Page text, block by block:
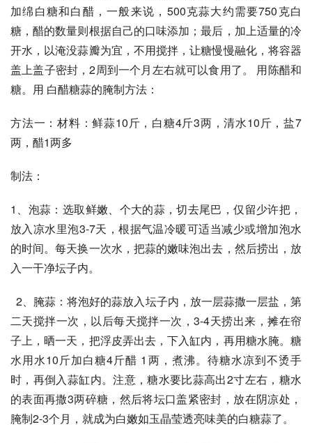
加绵白糖和白醋，一般来说，500克蒜大约需要750克白
糖，醋的数量则根据自己的口味添加；最后，加上适量的冷
开水，以淹没蒜瓣为宜，不用搅拌，让糖慢慢融化，将容器
盖上盖子密封，2周到一个月左右就可以食用了。 用陈醋和
糖。用 白醋糖蒜的腌制方法：
方法一：材料：鲜蒜10斤，白糖4斤3两，清水10斤，盐7
两，醋1两多
制法：
1、泡蒜：选取鲜嫩、个大的蒜，切去尾巴，仅留少许把，
放入凉水里泡3-7天，根据气温冷暖可适当减少或增加泡水
的时间。每天换一次水，把蒜的嫩味泡出去，然后捞出，放
入一干净坛子内。
  2、腌蒜：将泡好的蒜放入坛子内，放一层蒜撒一层盐，第
二天搅拌一次，以后每天搅拌一次，3-4天捞出来，摊在帘
子上，晒一天，把浮皮弄出去，下入缸内，再用糖水腌。糖
水用水10斤加白糖4斤醋 1两，煮沸。待糖水凉到不烫手
时，再倒入蒜缸内。注意，糖水要比蒜高出2寸左右，糖水
的表面再撒3两碎糖，然后将坛口盖紧密封，放在阴凉处，
腌制2-3个月，就成为白嫩如玉晶莹透亮味美的白糖蒜了。